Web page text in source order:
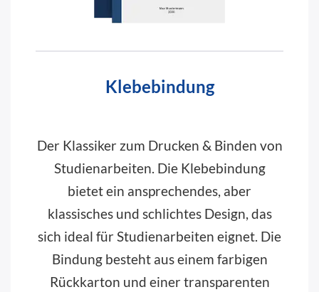
Klebebindung
Der Klassiker zum Drucken & Binden von
Studienarbeiten. Die Klebebindung
bietet ein ansprechendes, aber
klassisches und schlichtes Design, das
sich ideal für Studienarbeiten eignet. Die
Bindung besteht aus einem farbigen
Rückkarton und einer transparenten